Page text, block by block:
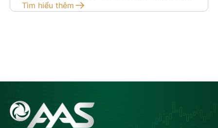
nghỉ giao dịch thị trường công cụ nợ năm 2023; Căn
Tìm hiểu thêm